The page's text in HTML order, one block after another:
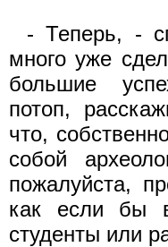
- Теперь, -
много уже
большие
потоп,
что,
собой
пожалуйста,
как если бы
студенты или